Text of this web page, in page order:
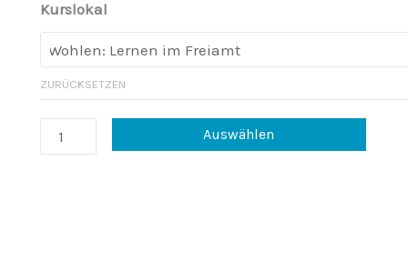
Kurslokal
ZURÜCKSETZEN
Niveau
B1
Auswählen